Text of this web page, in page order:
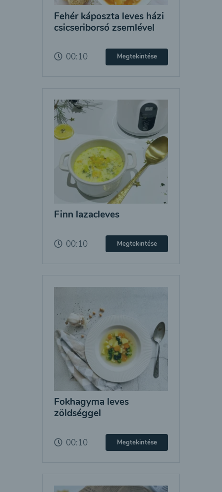
Fehér káposzta leves házi
csicseriborsó zsemlével
00:10 Megtekintése
Finn lazacleves
00:10 Megtekintése
Fokhagyma leves
zöldséggel
00:10 Megtekintése